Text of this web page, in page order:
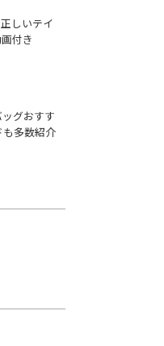
しいテイ
付き
グおすす
も多数紹介